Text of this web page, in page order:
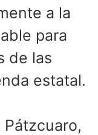
a la
para
de las
estatal.